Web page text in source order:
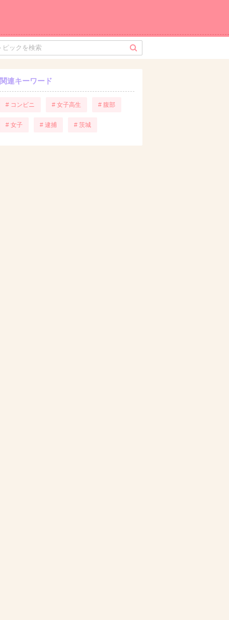
関連キーワード
# コンビニ # 女子高生 # 腹部
# 女子 # 逮捕 # 茨城